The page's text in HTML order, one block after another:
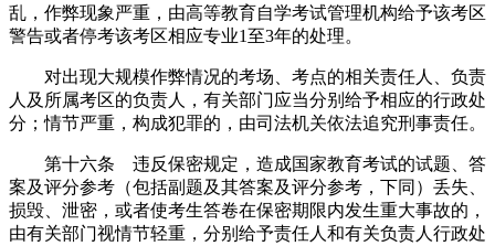
乱，作弊现象严重，由高等教育自学考试管理机构给予该考区
警告或者停考该考区相应专业1至3年的处理。
对出现大规模作弊情况的考场、考点的相关责任人、负责
人及所属考区的负责人，有关部门应当分别给予相应的行政处
分；情节严重，构成犯罪的，由司法机关依法追究刑事责任。
第十六条 违反保密规定，造成国家教育考试的试题、答
案及评分参考（包括副题及其答案及评分参考，下同）丢失、
损毁、泄密，或者使考生答卷在保密期限内发生重大事故的，
由有关部门视情节轻重，分别给予责任人和有关负责人行政处